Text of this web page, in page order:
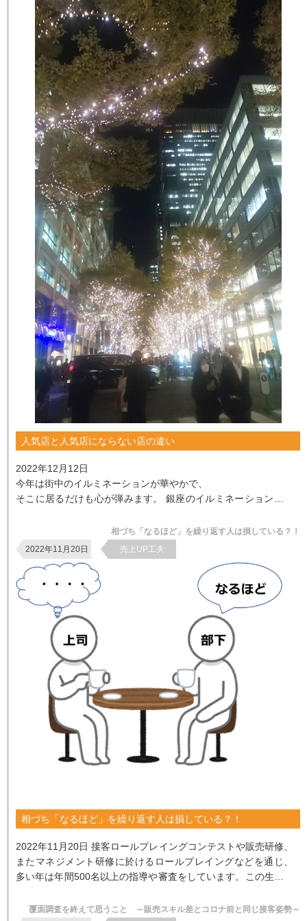
人気店と人気店にならない店の違い
2022年12月12日
今年は街中のイルミネーションが華やかで、
そこに居るだけも心が弾みます。 銀座のイルミネーション、渋
相づち「なるほど」を繰り返す人は損している？！
2022年11月20日
売上UP工夫
相づち「なるほど」を繰り返す人は損している？！
2022年11月20日 接客ロールプレイングコンテストや販売研修、
またマネジメント研修に於けるロールプレイングなどを通じ、
多い年は年間500名以上の指導や審査をしています。この生活を
覆面調査を終えて思うこと ～販売スキル差とコロナ前と同じ接客姿勢～